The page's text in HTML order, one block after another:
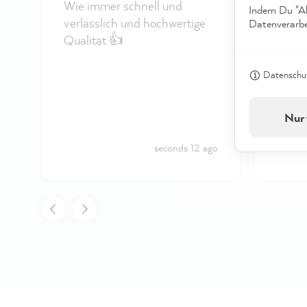
Wie immer schnell und
verlässlich und hochwertige
Qualität 👍
seconds 12 ago
Der
Der
Indem Du
Nur